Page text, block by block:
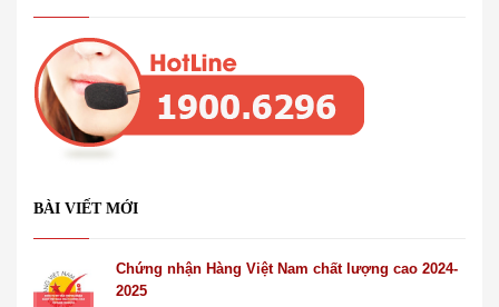
BÀI VIẾT MỚI
Chứng nhận Hàng Việt Nam chất lượng cao 2024-
2025